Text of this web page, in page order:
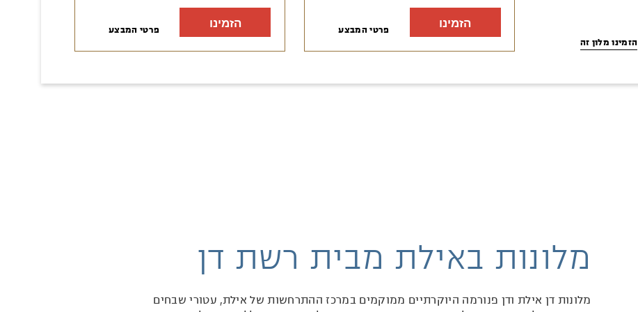
הזמינו מלון זה
הזמינו פרטי המבצע הזמינו פרטי המבצע
מלונות באילת מבית רשת דן
מלונות דן אילת ודן פנורמה היוקרתיים ממוקמים במרכז ההתרחשות של אילת, עטורי שבחים